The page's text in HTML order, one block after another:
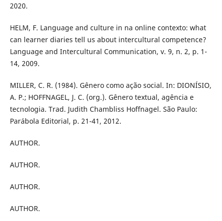
2020.
HELM, F. Language and culture in na online contexto: what
can learner diaries tell us about intercultural competence?
Language and Intercultural Communication, v. 9, n. 2, p. 1-
14, 2009.
MILLER, C. R. (1984). Gênero como ação social. In: DIONÍSIO,
A. P.; HOFFNAGEL, J. C. (org.). Gênero textual, agência e
tecnologia. Trad. Judith Chambliss Hoffnagel. São Paulo:
Parábola Editorial, p. 21-41, 2012.
AUTHOR.
AUTHOR.
AUTHOR.
AUTHOR.